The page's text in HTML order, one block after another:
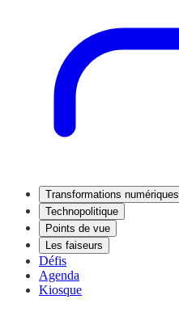
Transformations numériques
Technopolitique
Points de vue
Les faiseurs
Défis
Agenda
Kiosque